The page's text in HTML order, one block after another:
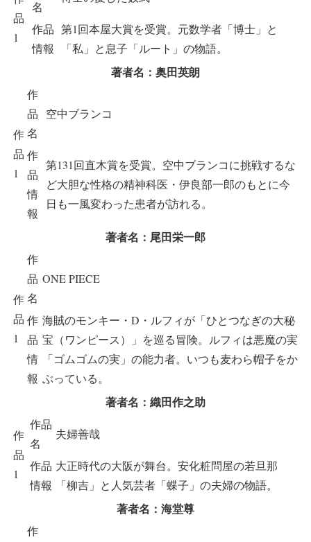
品
1
名
作品
情報
第1回本屋大賞を受賞。元数学者「博士」と
「私」と息子「ルート」の物語。
著者名：奥田英朗
作
品
1
作
品
名
空中ブランコ
作
品
情
報
第131回直木賞を受賞。空中ブランコに挑戦するな
ど大胆な性格の精神科医・伊良部一郎のもとに今
日も一風変わった患者が訪れる。
著者名：尾田栄一郎
作
品
1
作
品
名
ONE PIECE
作
品
情
報
海賊のモンキー・D・ルフィが「ひとつなぎの大秘
宝（ワンピース）」を巡る冒険。ルフィは悪魔の実
「ゴムゴムの実」の能力者。いつも麦わら帽子をか
ぶっている。
著者名：織田作之助
作
品
1
作品
名
夫婦善哉
作品
情報
大正時代の大阪が舞台。安化粧問屋の若旦那
「柳吉」と人気芸者「蝶子」の夫婦の物語。
著者名：海堂尊
作